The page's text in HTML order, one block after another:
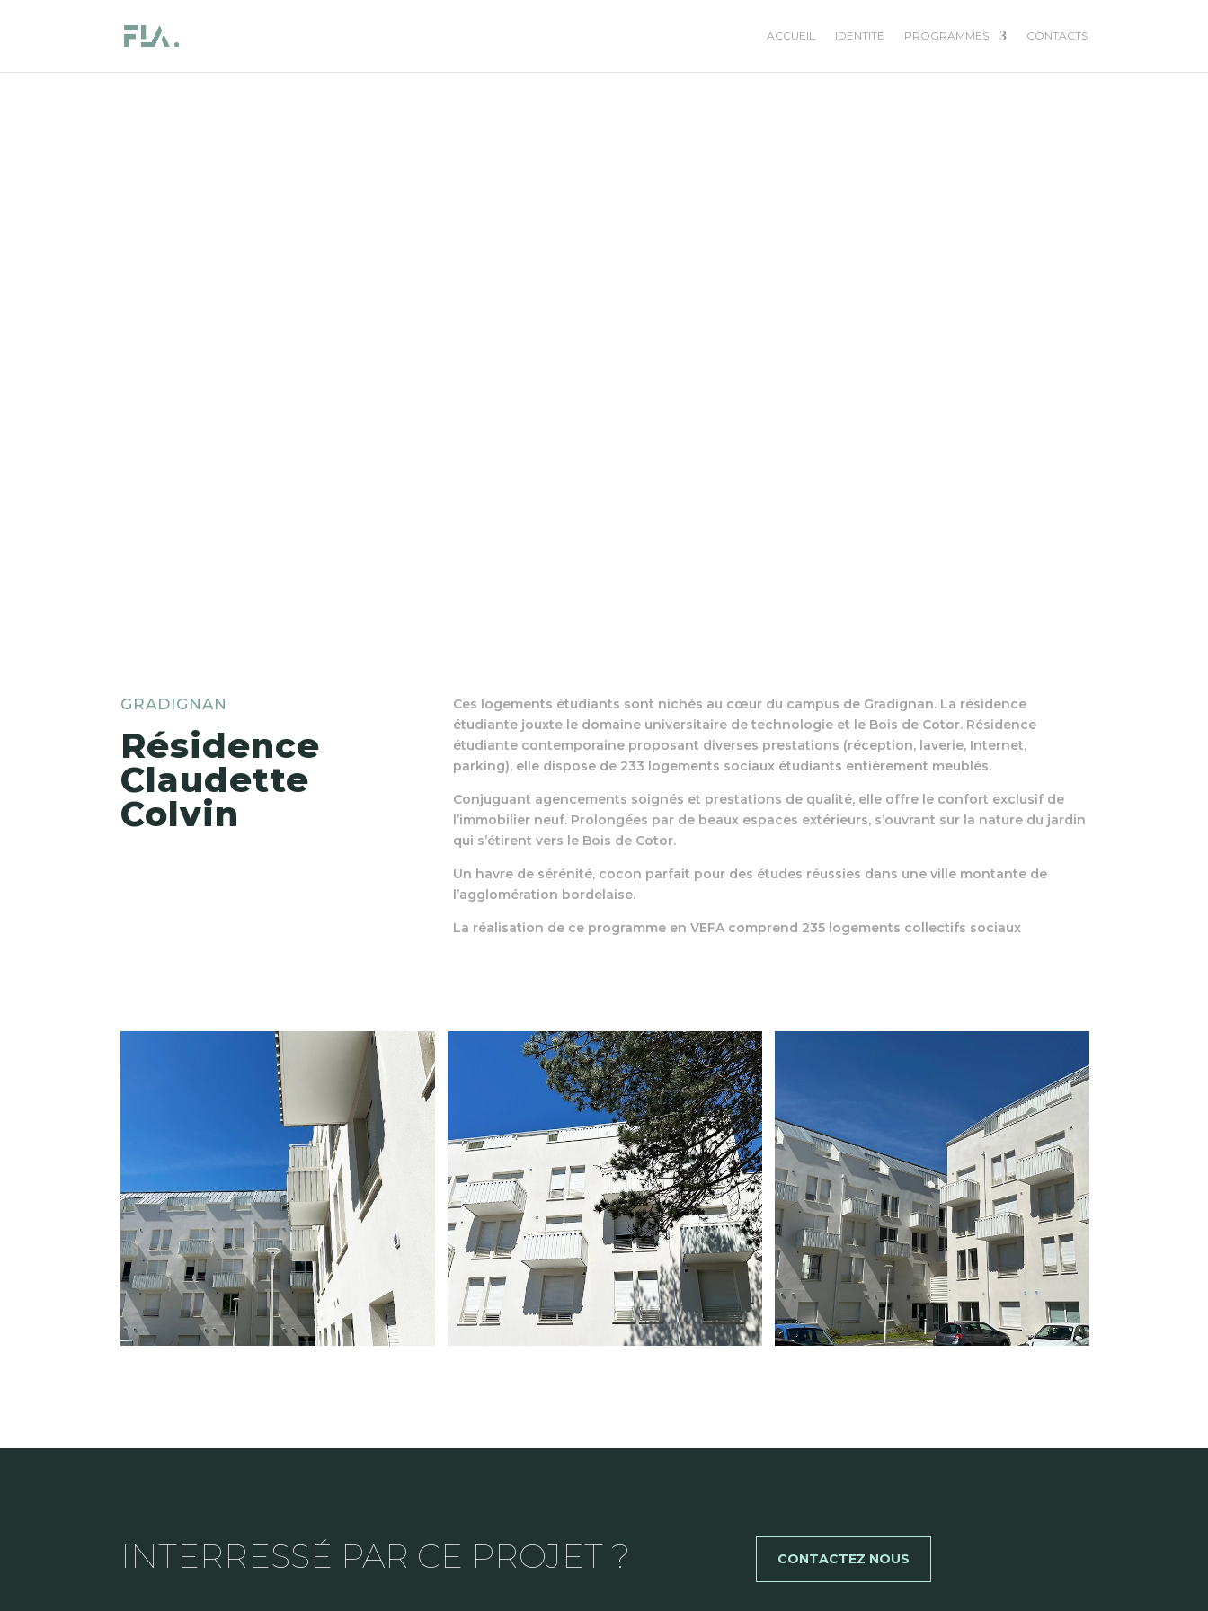
ACCUEIL IDENTITÉ PROGRAMMES CONTACTS
GRADIGNAN
Résidence
Claudette
Colvin
Ces logements étudiants sont nichés au cœur du campus de Gradignan. La résidence
étudiante jouxte le domaine universitaire de technologie et le Bois de Cotor. Résidence
étudiante contemporaine proposant diverses prestations (réception, laverie, Internet,
parking), elle dispose de 233 logements sociaux étudiants entièrement meublés.
Conjuguant agencements soignés et prestations de qualité, elle offre le confort exclusif de
l’immobilier neuf. Prolongées par de beaux espaces extérieurs, s’ouvrant sur la nature du jardin
qui s’étirent vers le Bois de Cotor.
Un havre de sérénité, cocon parfait pour des études réussies dans une ville montante de
l’agglomération bordelaise.
La réalisation de ce programme en VEFA comprend 235 logements collectifs sociaux
INTERRESSÉ PAR CE PROJET ? CONTACTEZ NOUS